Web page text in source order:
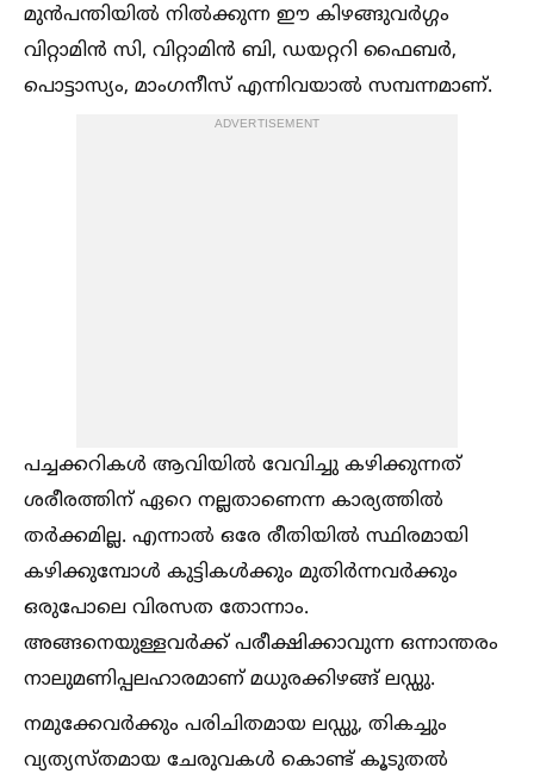
മുൻപന്തിയില്‍ നില്‍ക്കുന്ന ഈ കിഴങ്ങുവർഗ്ഗം
വിറ്റാമിൻ സി, വിറ്റാമിൻ ബി, ഡയറ്ററി ഫൈബർ,
പൊട്ടാസ്യം, മാംഗനീസ് എന്നിവയാല്‍ സമ്പന്നമാണ്.
ADVERTISEMENT
പച്ചക്കറികള്‍ ആവിയില്‍ വേവിച്ചു കഴിക്കുന്നത്
ശരീരത്തിന് ഏറെ നല്ലതാണെന്ന കാര്യത്തില്‍
തർക്കമില്ല. എന്നാല്‍ ഒരേ രീതിയില്‍ സ്ഥിരമായി
കഴിക്കുമ്പോള്‍ കുട്ടികള്‍ക്കും മുതിർന്നവർക്കും
ഒരുപോലെ വിരസത തോന്നാം.
അങ്ങനെയുള്ളവർക്ക് പരീക്ഷിക്കാവുന്ന ഒന്നാന്തരം
നാലുമണിപ്പലഹാരമാണ് മധുരക്കിഴങ്ങ് ലഡ്ഡു.
നമുക്കേവർക്കും പരിചിതമായ ലഡ്ഡു, തികച്ചും
വ്യത്യസ്തമായ ചേരുവകള്‍ കൊണ്ട് കൂടുതല്‍